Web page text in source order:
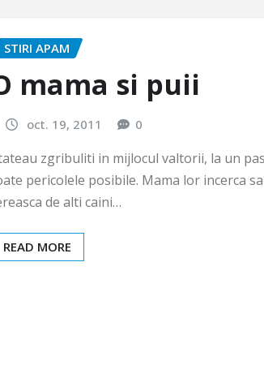
STIRI APAM
mama si puii
oct. 19, 2011 0
zgribuliti in mijlocul valtorii, la un
pericolele posibile. Mama lor incerca
de alti caini…
READ MORE